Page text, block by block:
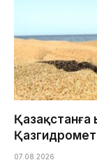
Қазгидромет
07.08.2026